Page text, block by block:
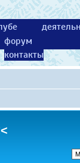
форум
контакты